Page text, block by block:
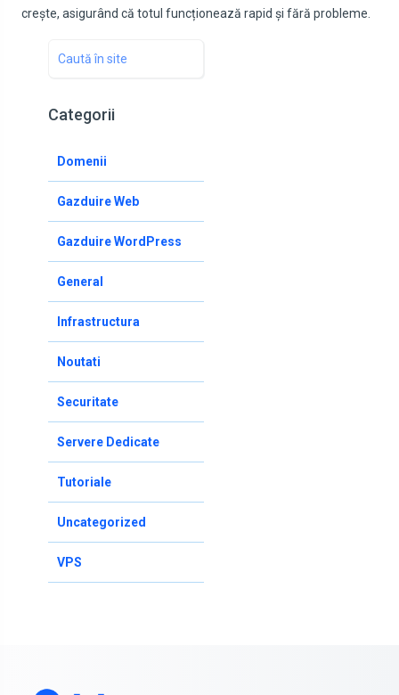
crește, asigurând că totul funcționează rapid și fără probleme.
Categorii
Domenii
Gazduire Web
Gazduire WordPress
General
Infrastructura
Noutati
Securitate
Servere Dedicate
Tutoriale
Uncategorized
VPS